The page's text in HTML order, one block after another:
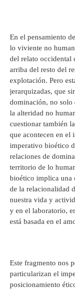
En el pensamiento
lo viviente no
del relato occidental
arriba del resto del
explotación. Pero
jerarquizadas, que
dominación, no solo
la alteridad no
cuestionar también
que acontecen en el
imperativo bioético
relaciones de
territorio de lo
bioético implica una
de la relacionalidad
nuestra vida y
y en el laboratorio,
está basada en el
Este fragmento nos
particularizan el
posicionamiento